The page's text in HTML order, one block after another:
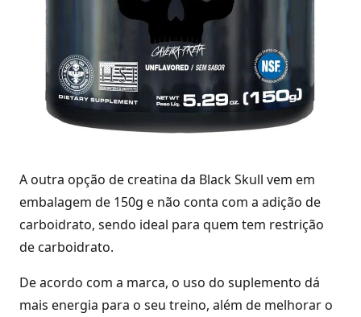
A outra opção de creatina da Black Skull vem em
embalagem de 150g e não conta com a adição de
carboidrato, sendo ideal para quem tem restrição
de carboidrato.
De acordo com a marca, o uso do suplemento dá
mais energia para o seu treino, além de melhorar o